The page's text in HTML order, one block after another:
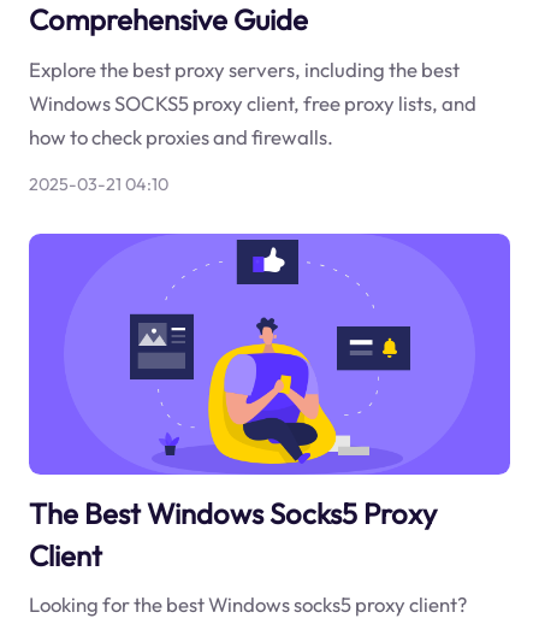
Comprehensive Guide
Explore the best proxy servers, including the best
Windows SOCKS5 proxy client, free proxy lists, and
how to check proxies and firewalls.
2025-03-21 04:10
The Best Windows Socks5 Proxy
Client
Looking for the best Windows socks5 proxy client?